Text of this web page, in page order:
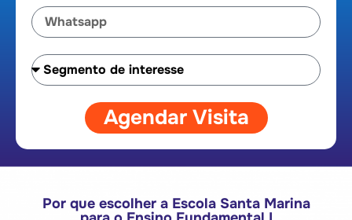
Agendar Visita
Por que escolher a Escola Santa Marina